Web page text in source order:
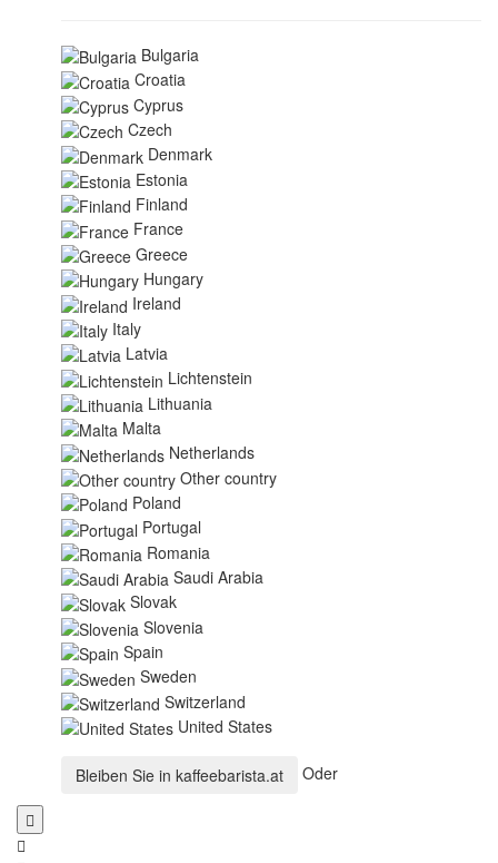
Bulgaria
Croatia
Cyprus
Czech
Denmark
Estonia
Finland
France
Greece
Hungary
Ireland
Italy
Latvia
Lichtenstein
Lithuania
Malta
Netherlands
Other country
Poland
Portugal
Romania
Saudi Arabia
Slovak
Slovenia
Spain
Sweden
Switzerland
United States
Bleiben Sie in kaffeebarista.at Oder